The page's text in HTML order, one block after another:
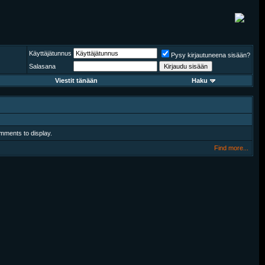
Käyttäjätunnus
Pysy kirjautuneena sisään?
Salasana
Viestit tänään Haku
to display.
Find more...